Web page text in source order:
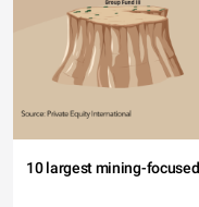
10 largest mining-